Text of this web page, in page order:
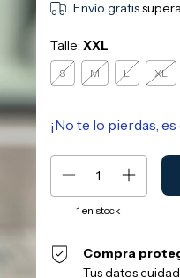
Envío gratis
Talle: XXL
S M L XL
¡No te lo pierdas,
1 en stock
Compra
Tus datos